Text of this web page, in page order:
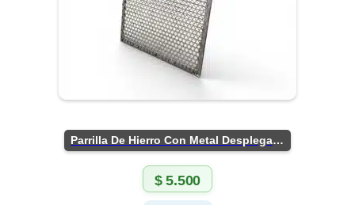
Parrilla De Hierro Con Metal Desplegado
$5.500